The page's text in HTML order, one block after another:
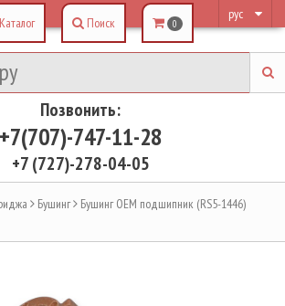
рус
Позвонить:
+7(707)-747-11-28
+7 (727)-278-04-05
Каталог Поиск 0
Бушинг
Бушинг OEM подшипник (RS5-1446)